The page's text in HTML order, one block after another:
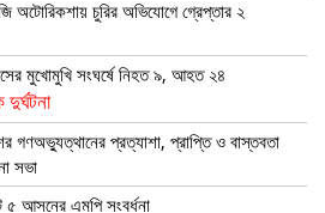
অটোরিকশায় চুরির অভিযোগে গ্রেপ্তার ২
মুখোমুখি সংঘর্ষে নিহত ৯, আহত ২৪
গণঅভ্যুত্থানের প্রত্যাশা, প্রাপ্তি ও বাস্তবতা
সভা
৫ আসনের এমপি সংবর্ধনা